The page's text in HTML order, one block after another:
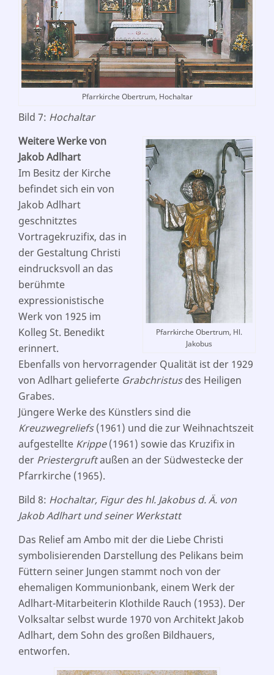
Pfarrkirche Obertrum, Hochaltar
Bild 7: Hochaltar
Pfarrkirche Obertrum, Hl.
Jakobus
Weitere Werke von
Jakob Adlhart
Im Besitz der Kirche
befindet sich ein von
Jakob Adlhart
geschnitztes
Vortragekruzifix, das in
der Gestaltung Christi
eindrucksvoll an das
berühmte
expressionistische
Werk von 1925 im
Kolleg St. Benedikt
erinnert.
Ebenfalls von hervorragender Qualität ist der 1929
von Adlhart gelieferte Grabchristusdes Heiligen
Grabes.
Jüngere Werke des Künstlers sind die
Kreuzwegreliefs(1961) und die zurWeihnachtszeit
aufgestellte Krippe(1961) sowie das Kruzifix in
der Priestergruftaußen an der Südwestecke der
Pfarrkirche (1965).
Bild 8: Hochaltar, Figur des hl. Jakobus d. Ä. von
Jakob Adlhart und seiner Werkstatt
Das Relief am Ambo mit der die Liebe Christi
symbolisierenden Darstellung des Pelikans beim
Füttern seiner Jungen stammt noch von der
ehemaligen Kommunionbank, einem Werk der
Adlhart-Mitarbeiterin Klothilde Rauch (1953). Der
Volksaltar selbst wurde 1970 von Architekt Jakob
Adlhart, dem Sohn des großen Bildhauers,
entworfen.